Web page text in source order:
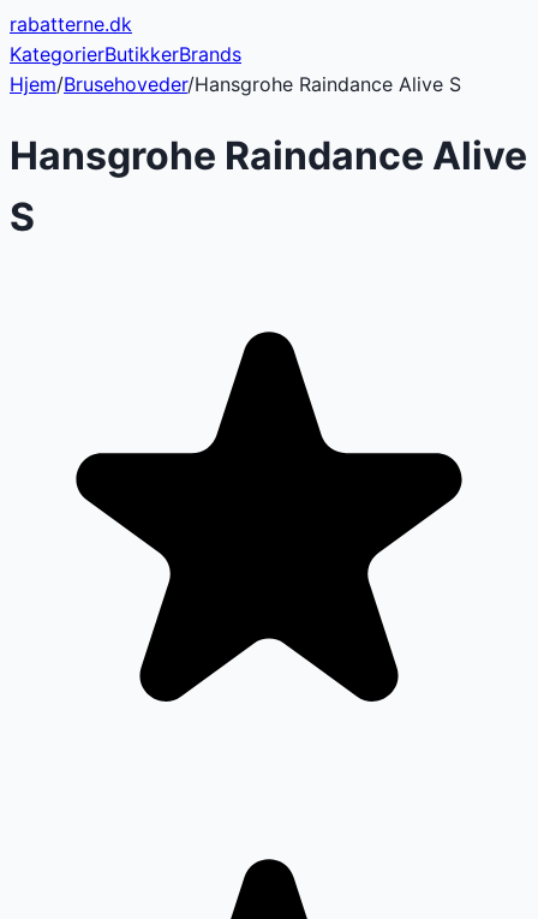
rabatterne.dk
KategorierButikkerBrands
Hjem/Brusehoveder/Hansgrohe Raindance Alive S
Hansgrohe Raindance Alive
S